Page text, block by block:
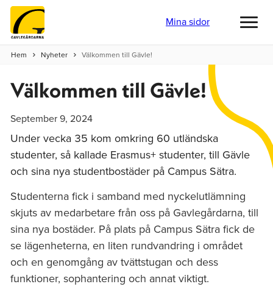
Mina sidor
Hem Nyheter Välkommen till Gävle!
Välkommen till Gävle!
September 9, 2024
Under vecka 35 kom omkring 60 utländska
studenter, så kallade Erasmus+ studenter, till Gävle
och sina nya studentbostäder på Campus Sätra.
Studenterna fick i samband med nyckelutlämning
skjuts av medarbetare från oss på Gavlegårdarna, till
sina nya bostäder. På plats på Campus Sätra fick de
se lägenheterna, en liten rundvandring i området
och en genomgång av tvättstugan och dess
funktioner, sophantering och annat viktigt.